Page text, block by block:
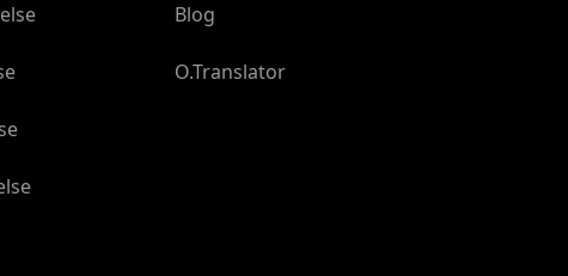
Blog
O.Translator